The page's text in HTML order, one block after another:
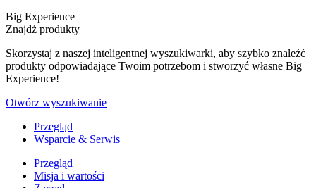
Big Experience
Znajdź produkty
Skorzystaj z naszej inteligentnej wyszukiwarki, aby szybko znaleźć
produkty odpowiadające Twoim potrzebom i stworzyć własne Big
Experience!
Otwórz wyszukiwanie
Przegląd
Wsparcie & Serwis
Przegląd
Misja i wartości